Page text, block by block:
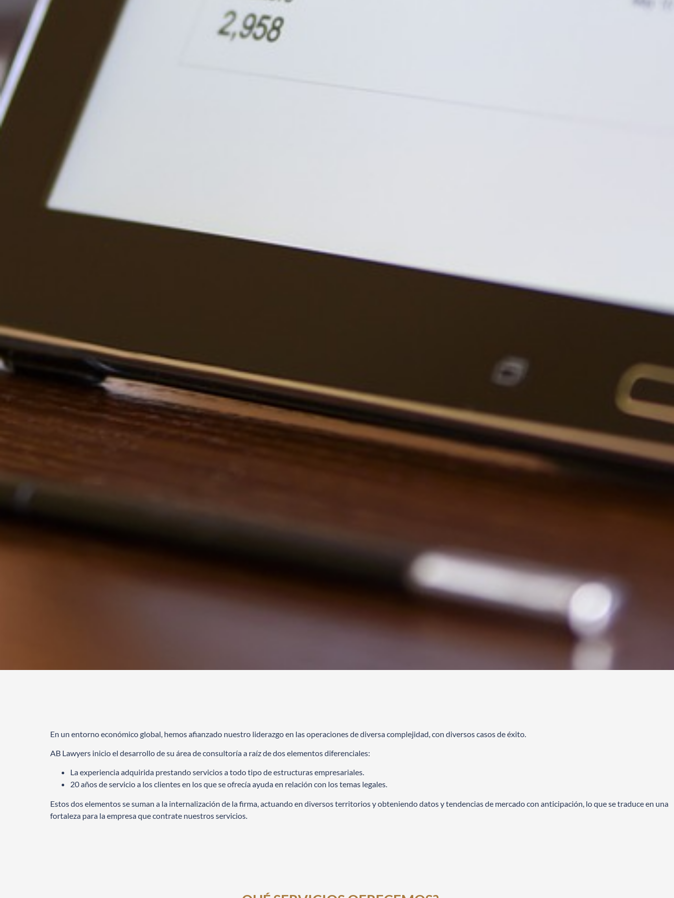
En un entorno económico global, hemos afianzado nuestro liderazgo en las operaciones de diversa complejidad, con diversos casos de éxito.
AB Lawyers inicio el desarrollo de su área de consultoría a raíz de dos elementos diferenciales:
La experiencia adquirida prestando servicios a todo tipo de estructuras empresariales.
20 años de servicio a los clientes en los que se ofrecía ayuda en relación con los temas legales.
Estos dos elementos se suman a la internalización de la firma, actuando en diversos territorios y obteniendo datos y tendencias de mercado con anticipación, lo que se traduce en una
fortaleza para la empresa que contrate nuestros servicios.